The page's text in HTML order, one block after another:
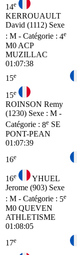
14e
KERROUAULT
David (1112) Sexe
: M - Catégorie : 4e
M0 ACP
MUZILLAC
01:07:38
15e
15e
ROINSON Remy
(1230) Sexe : M -
Catégorie : 8e SE
PONT-PEAN
01:07:39
16e
16e
YHUEL
Jerome (903) Sexe
: M - Catégorie : 5e
M0 QUEVEN
ATHLETISME
01:08:05
17e